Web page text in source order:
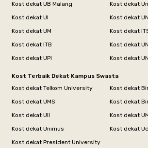
Kost dekat UB Malang
Kost dekat
Kost dekat UI
Kost dekat
Kost dekat UM
Kost dekat
Kost dekat ITB
Kost dekat
Kost dekat UPI
Kost dekat
Kost Terbaik Dekat Kampus Swasta
Kost dekat Telkom University
Kost dekat
Kost dekat UMS
Kost dekat
Kost dekat UII
Kost dekat
Kost dekat Unimus
Kost dekat
Kost dekat President University